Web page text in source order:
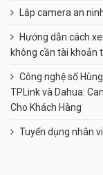
Lắp camera an
Hướng dẫn cách
không cần tài khoản
Công nghệ số
TPLink và Dahua:
Cho Khách Hàng
Tuyển dụng nhân